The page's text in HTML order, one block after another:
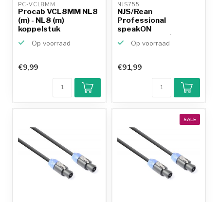
PC-VCL8MM
Procab VCL8MM NL8
(m) - NL8 (m)
koppelstuk
Op voorraad
€9,99
NJS755
NJS/Rean
Professional
speakON
speakerkabel | 2x
2,5mm | 2...
Op voorraad
€91,99
SALE